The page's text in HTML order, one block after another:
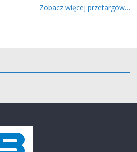
Zobacz więcej przetargów…